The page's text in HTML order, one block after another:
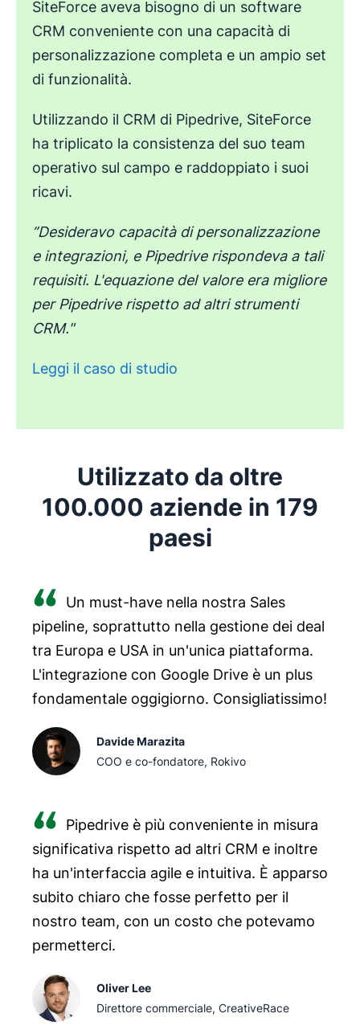
SiteForce aveva bisogno di un software
CRM conveniente con una capacità di
personalizzazione completa e un ampio set
di funzionalità.
Utilizzando il CRM di Pipedrive, SiteForce
ha triplicato la consistenza del suo team
operativo sul campo e raddoppiato i suoi
ricavi.
”Desideravo capacità di personalizzazione
e integrazioni, e Pipedrive rispondeva a tali
requisiti. L'equazione del valore era migliore
per Pipedrive rispetto ad altri strumenti
CRM."
Leggi il caso di studio
Utilizzato da oltre
100.000 aziende in 179
paesi
Un must-have nella nostra Sales
pipeline, soprattutto nella gestione dei deal
tra Europa e USA in un'unica piattaforma.
L'integrazione con Google Drive è un plus
fondamentale oggigiorno. Consigliatissimo!
Davide Marazita
COO e co-fondatore, Rokivo
Pipedrive è più conveniente in misura
significativa rispetto ad altri CRM e inoltre
ha un'interfaccia agile e intuitiva. È apparso
subito chiaro che fosse perfetto per il
nostro team, con un costo che potevamo
permetterci.
Oliver Lee
Direttore commerciale, CreativeRace